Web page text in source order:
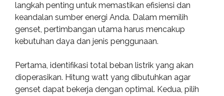
langkah penting untuk memastikan efisiensi dan
keandalan sumber energi Anda. Dalam memilih
genset, pertimbangan utama harus mencakup
kebutuhan daya dan jenis penggunaan.
Pertama, identifikasi total beban listrik yang akan
dioperasikan. Hitung watt yang dibutuhkan agar
genset dapat bekerja dengan optimal. Kedua, pilih